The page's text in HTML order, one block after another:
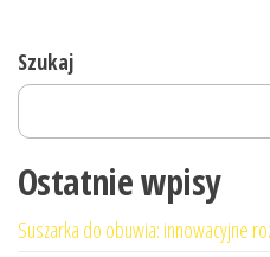
Szukaj
Ostatnie wpisy
Suszarka do obuwia: innowacyjne